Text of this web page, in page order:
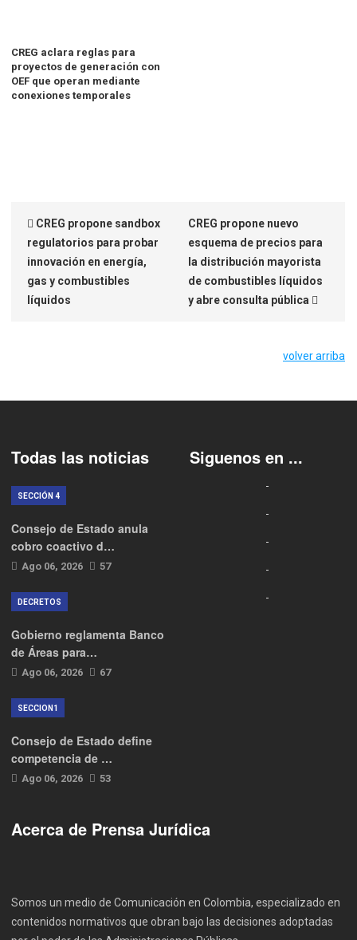
CREG aclara reglas para
proyectos de generación con
OEF que operan mediante
conexiones temporales
CREG propone sandbox
regulatorios para probar
innovación en energía,
gas y combustibles
líquidos
CREG propone nuevo
esquema de precios para
la distribución mayorista
de combustibles líquidos
y abre consulta pública
volver arriba
Todas las noticias
Consejo de Estado anula
cobro coactivo d…
Ago 06, 2026 57
SECCIÓN 4
Gobierno reglamenta Banco
de Áreas para…
Ago 06, 2026 67
DECRETOS
Consejo de Estado define
competencia de …
Ago 06, 2026 53
SECCION1
Siguenos en ...
Acerca de Prensa Jurídica
Somos un medio de Comunicación en Colombia, especializado en
contenidos normativos que obran bajo las decisiones adoptadas